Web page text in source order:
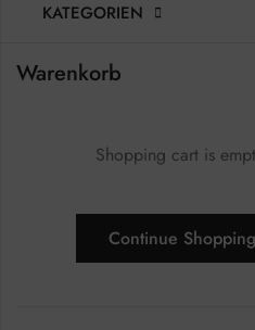
KATEGORIEN
Warenkorb
Shopping cart is
Continue Shopping